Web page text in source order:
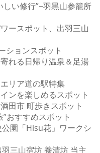
い修行”−羽黒山参籠所
ースポット、出羽三山
ションスポット
れる日帰り温泉＆足湯
リア道の駅特集
ンを楽しめるスポット
田市 町歩きスポット
おすすめスポット
公園「Hisu花」ワークシ
三山宿坊 養清坊 当主